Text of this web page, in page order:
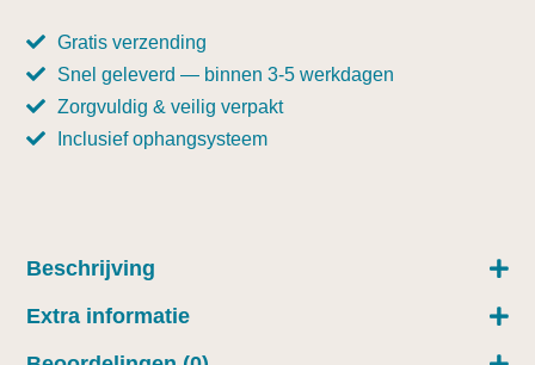
Gratis verzending
Snel geleverd — binnen 3-5 werkdagen
Zorgvuldig & veilig verpakt
Inclusief ophangsysteem
Beschrijving
Extra informatie